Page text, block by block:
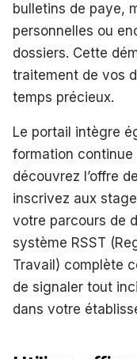
bulletins de paye,
personnelles ou
dossiers. Cette
traitement de vos
temps précieux.
Le portail intègre
formation
découvrez l’offre
inscrivez aux
votre parcours de
système RSST
Travail) complète
de signaler tout
dans votre